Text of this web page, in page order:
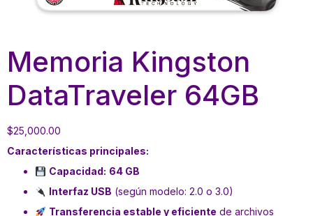
Memoria Kingston
DataTraveler 64GB
$25,000.00
Características principales:
Capacidad: 64 GB
Interfaz USB (según modelo: 2.0 o 3.0)
Transferencia estable y eficiente de archivos